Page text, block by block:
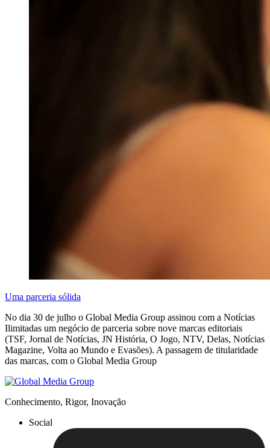
Uma parceria sólida
No dia 30 de julho o Global Media Group assinou com a Notícias
Ilimitadas um negócio de parceria sobre nove marcas editoriais
(TSF, Jornal de Notícias, JN História, O Jogo, NTV, Delas, Notícias
Magazine, Volta ao Mundo e Evasões). A passagem de titularidade
das marcas, com o Global Media Group
Conhecimento, Rigor, Inovação
Social